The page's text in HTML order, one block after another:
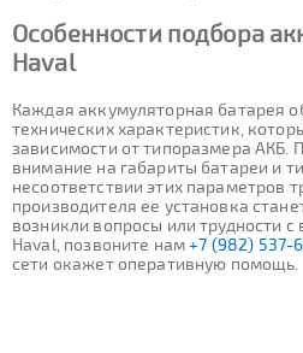
Особенности подбора
Haval
Каждая аккумуляторная батарея
технических характеристик,
зависимости от типоразмера АКБ.
внимание на габариты батареи и
несоответствии этих параметров
производителя ее установка
возникли вопросы или трудности
Haval, позвоните нам+7 (982) 537-
сети окажет оперативную помощь.